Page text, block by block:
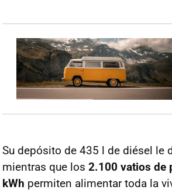
Su depósito de 435 l de diésel le
mientras que los 2.100 vatios de
kWh permiten alimentar toda la